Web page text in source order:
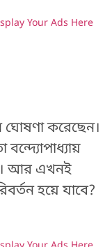
Your Ads Here
ঘোষণা করেছেন।
আর এখনই
হয়ে যাবে?